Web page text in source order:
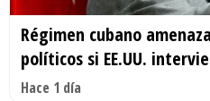
Régimen cubano
políticos si EE.UU.
Hace 1 día